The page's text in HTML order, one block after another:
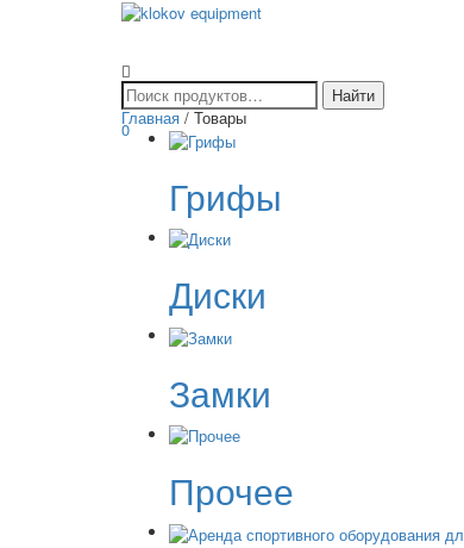
0
Главная/ Товары
Грифы
Диски
Замки
Прочее